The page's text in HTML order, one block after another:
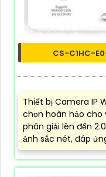
CS-C1HC-
Thiết bị Camera IP
chọn hoàn hảo cho
phân giải lên đến
ảnh sắc nét, đáp